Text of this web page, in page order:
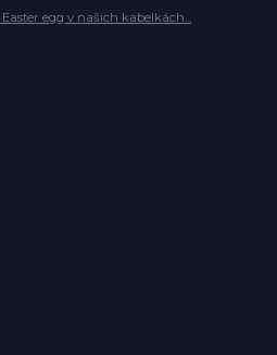
egg v našich kabelkách...